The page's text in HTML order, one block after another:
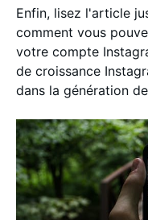
Enfin, lisez l'article
comment vous
votre compte
de croissance
dans la génération